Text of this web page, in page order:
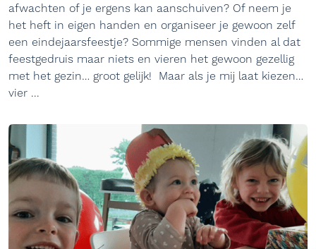
afwachten of je ergens kan aanschuiven? Of neem je
het heft in eigen handen en organiseer je gewoon zelf
een eindejaarsfeestje? Sommige mensen vinden al dat
feestgedruis maar niets en vieren het gewoon gezellig
met het gezin… groot gelijk! Maar als je mij laat kiezen…
vier ...